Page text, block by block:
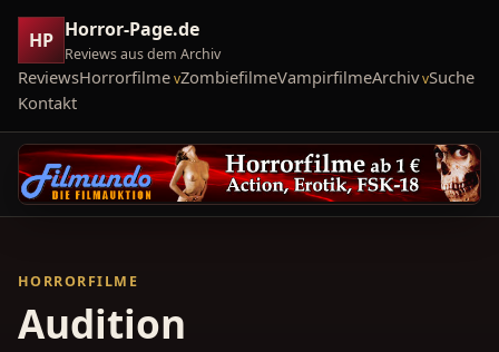
HP Horror-Page.de
Reviews aus dem Archiv
ReviewsHorrorfilme ZombiefilmeVampirfilmeArchiv Suche
Kontakt
HORRORFILME
Audition